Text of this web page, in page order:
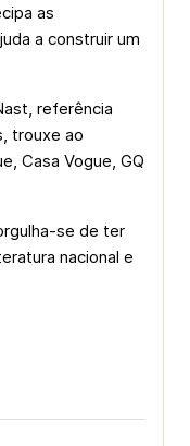
as
a construir um
referência
trouxe ao
Casa Vogue, GQ
se de ter
nacional e